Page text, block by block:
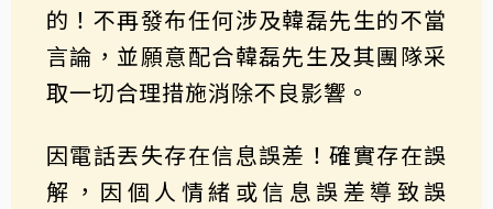
的！不再發布任何涉及韓磊先生的不當
言論，並願意配合韓磊先生及其團隊采
取一切合理措施消除不良影響。
因電話丟失存在信息誤差！確實存在誤
解，因個人情緒或信息誤差導致誤